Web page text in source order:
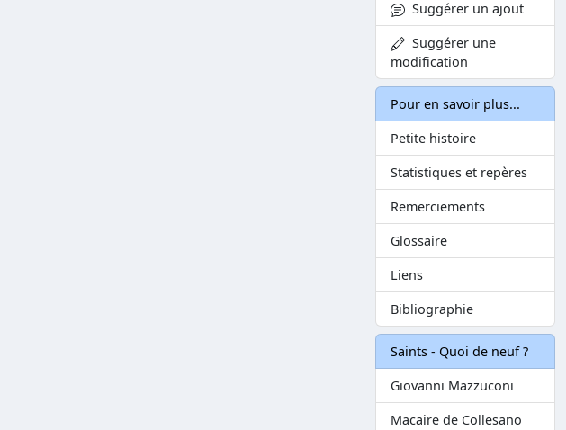
Suggérer un ajout
Suggérer une
modification
Pour en savoir plus...
Petite histoire
Statistiques et repères
Remerciements
Glossaire
Liens
Bibliographie
Saints - Quoi de neuf ?
Giovanni Mazzuconi
Macaire de Collesano